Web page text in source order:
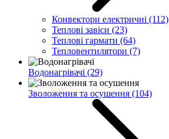
Конвектори електричні (112)
Теплові завіси (23)
Теплові гармати (64)
Тепловентилятори (7)
Водонагрівачі (29)
Зволоження та осушення (104)